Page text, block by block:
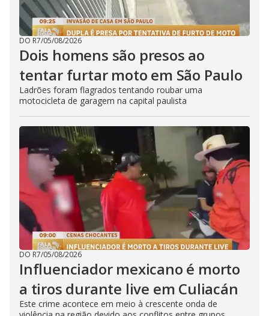
DO R7/05/08/2026
Dois homens são presos ao
tentar furtar moto em São Paulo
Ladrões foram flagrados tentando roubar uma
motocicleta de garagem na capital paulista
DO R7/05/08/2026
Influenciador mexicano é morto
a tiros durante live em Culiacán
Este crime acontece em meio à crescente onda de